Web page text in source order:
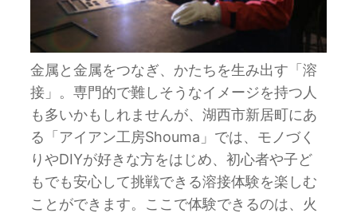
金属と金属をつなぎ、かたちを生み出す「溶
接」。専門的で難しそうなイメージを持つ人
も多いかもしれませんが、湖西市新居町にあ
る「アイアン工房Shouma」では、モノづく
りやDIYが好きな方をはじめ、初心者や子ど
もでも安心して挑戦できる溶接体験を楽しむ
ことができます。ここで体験できるのは、火